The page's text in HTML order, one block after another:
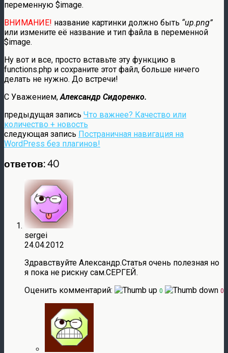
переменную $image.
ВНИМАНИЕ! название картинки должно быть “up.png”
или измените её название и тип файла в переменной
$image.
Ну вот и все, просто вставьте эту функцию в
functions.php и сохраните этот файл, больше ничего
делать не нужно. До встречи!
С Уважением,Александр Сидоренко.
предыдущая запись Что важнее? Качество или
количество + новость
следующая запись Постраничная навигация на
WordPress без плагинов!
ответов: 40
sergei
24.04.2012
Здравствуйте Александр.Статья очень полезная но
я пока не рискну сам.СЕРГЕЙ.
Оценить комментарий:
0 0